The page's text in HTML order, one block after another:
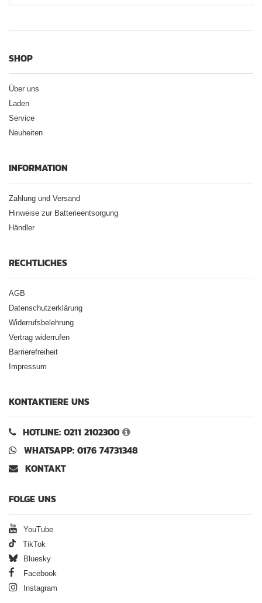
SHOP
Über uns
Laden
Service
Neuheiten
INFORMATION
Zahlung und Versand
Hinweise zur Batterieentsorgung
Händler
RECHTLICHES
AGB
Datenschutzerklärung
Widerrufsbelehrung
Vertrag widerrufen
Barrierefreiheit
Impressum
KONTAKTIERE UNS
HOTLINE: 0211 2102300
WHATSAPP: 0176 74731348
KONTAKT
FOLGE UNS
YouTube
TikTok
Bluesky
Facebook
Instagram